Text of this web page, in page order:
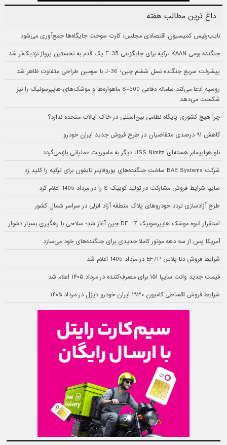
داغ ترین مطالب هفته
نایب‌رئیس کمیسیون اقتصادی مجلس: کارت سوخت جایگاه‌ها جمع‌آوری می‌شود
جنگنده بومی KAAN ترکیه برای جایگزینی F-35 یک قدم به نخستین پرواز نزدیک‌تر شد
پیشرفت سریع جنگنده نسل ششم چین؛ J-36 با سومین طراحی متفاوت ظاهر شد
روسیه ادعا می‌کند سامانه دفاعی S-500 ماهواره‌ها و موشک‌های هایپرسونیک را نیز
شکست می‌دهد
چرا هیچ کشوری پایگاه نظامی بین‌المللی در خاک ایالات متحده ندارد؟
کاهش ۹۱ درصدی متقاضیان در طرح فروش جدید ایران خودرو
ناو هواپیمابر هسته‌ای USS Nimitz دیگر به ماموریت عملیاتی بازنمی‌گردد
شرکت BAE Systems ساخت جنگنده‌های یوروفایتر تایفون برای ترکیه را کلید زد
سایپا شرایط فروش مشارکت در تولید کوییک S را در مرداد 1405 اعلام کرد
طرح آزادسازی تردد خودروهای پلاک منطقه آزاد انزلی در سراسر شمال کشور
استقرار انبوه موشک هایپرسونیک DF-17 چین آغاز شد؛ سلاحی با رهگیری بسیار دشوار
آمریکا پس از سه دهه موتور کاملا جدیدی برای جنگنده‌های خود می‌سازد
شرایط فروش دنا پلاس EF7P در مرداد 1405 اعلام شد
قیمت جدید وانت سایپا ۱۵۱ برای مصرف‌کننده در مرداد ۱۴۰۵ اعلام شد
شرایط فروش اقساطی کامیون ۱۹۳۰ ایران خودرو دیزل در مرداد ۱۴۰۵